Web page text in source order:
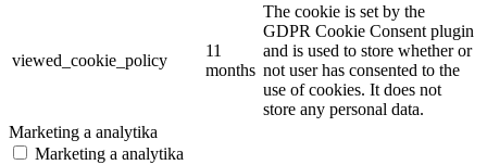
viewed_cookie_policy
11
months
The cookie is set by the
GDPR Cookie Consent plugin
and is used to store whether or
not user has consented to the
use of cookies. It does not
store any personal data.
Marketing a analytika
Marketing a analytika